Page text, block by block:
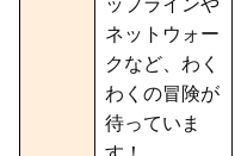
ップラインや
ネットウォー
クなど、わく
わくの冒険が
待っていま